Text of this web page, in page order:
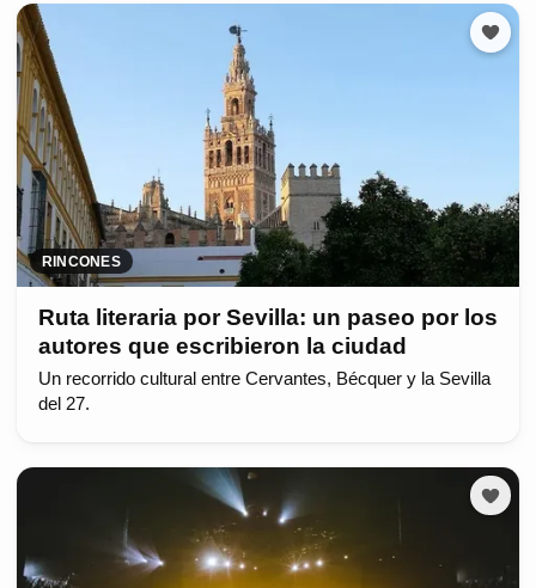
RINCONES
Ruta literaria por Sevilla: un paseo por los
autores que escribieron la ciudad
Un recorrido cultural entre Cervantes, Bécquer y la Sevilla
del 27.